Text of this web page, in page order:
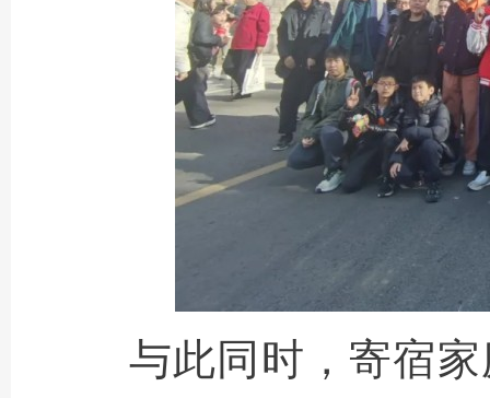
与此同时，寄宿